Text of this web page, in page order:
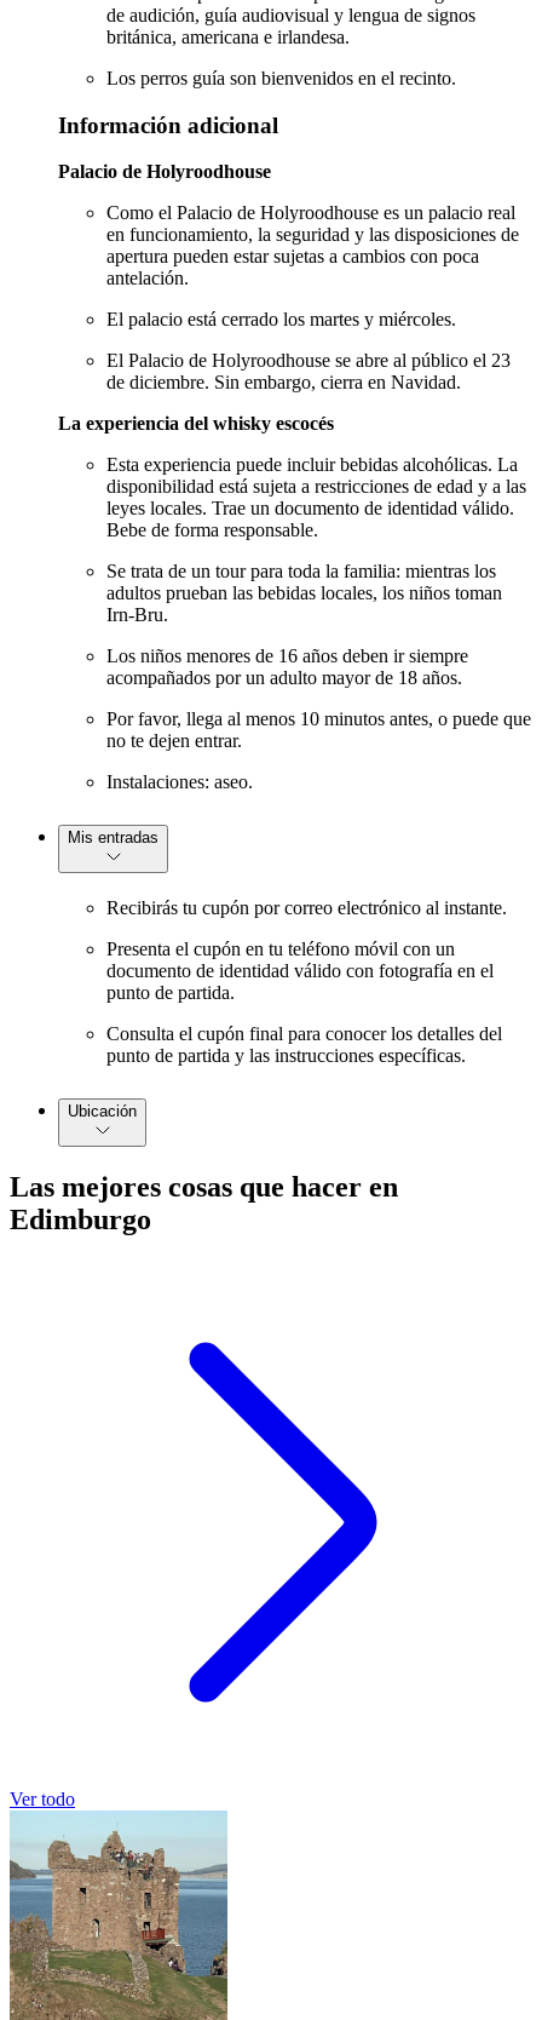
de audición, guía audiovisual y lengua de signos
británica, americana e irlandesa.
Los perros guía son bienvenidos en el recinto.
Información adicional
Palacio de Holyroodhouse
Como el Palacio de Holyroodhouse es un palacio real
en funcionamiento, la seguridad y las disposiciones de
apertura pueden estar sujetas a cambios con poca
antelación.
El palacio está cerrado los martes y miércoles.
El Palacio de Holyroodhouse se abre al público el 23
de diciembre. Sin embargo, cierra en Navidad.
La experiencia del whisky escocés
Esta experiencia puede incluir bebidas alcohólicas. La
disponibilidad está sujeta a restricciones de edad y a las
leyes locales. Trae un documento de identidad válido.
Bebe de forma responsable.
Se trata de un tour para toda la familia: mientras los
adultos prueban las bebidas locales, los niños toman
Irn-Bru.
Los niños menores de 16 años deben ir siempre
acompañados por un adulto mayor de 18 años.
Por favor, llega al menos 10 minutos antes, o puede que
no te dejen entrar.
Instalaciones: aseo.
Mis entradas
Recibirás tu cupón por correo electrónico al instante.
Presenta el cupón en tu teléfono móvil con un
documento de identidad válido con fotografía en el
punto de partida.
Consulta el cupón final para conocer los detalles del
punto de partida y las instrucciones específicas.
Ubicación
Las mejores cosas que hacer en
Edimburgo
Ver todo